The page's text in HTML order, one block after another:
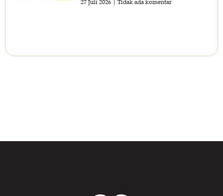
27 Juli 2026 Tidak ada komentar